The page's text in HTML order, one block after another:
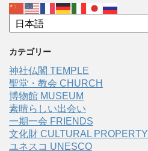
カテゴリー
神社仏閣 TEMPLE
聖堂・教会 CHURCH
博物館 MUSEUM
素晴らしい出会い
一期一会 FRIENDS
文化財 CULTURAL PROPERTY
ユネスコ UNESCO